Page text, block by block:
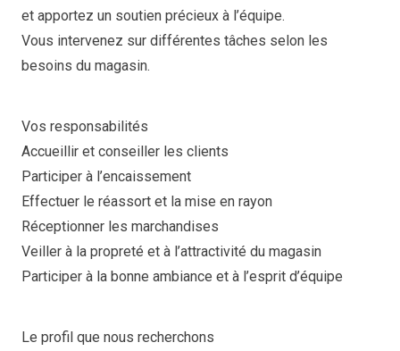
et apportez un soutien précieux à l’équipe.
Vous intervenez sur différentes tâches selon les
besoins du magasin.
Vos responsabilités
Accueillir et conseiller les clients
Participer à l’encaissement
Effectuer le réassort et la mise en rayon
Réceptionner les marchandises
Veiller à la propreté et à l’attractivité du magasin
Participer à la bonne ambiance et à l’esprit d’équipe
Le profil que nous recherchons